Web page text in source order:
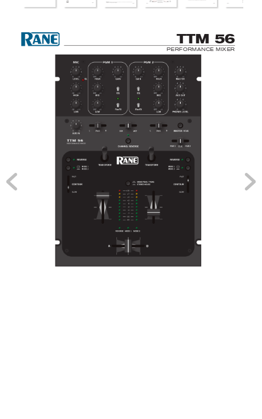
TM 56
PERFORM ANCE MIXER